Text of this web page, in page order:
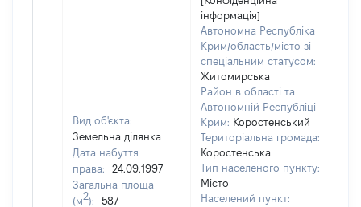
Вид об'єкта:
Земельна ділянка
Дата набуття
права:
24.09.1997
Загальна площа
(м2):
587
інформація]
Автономна Республіка
Крим/область/місто зі
спеціальним статусом:
Житомирська
Район в області та
Автономній Республіці
Крим: Коростенський
Територіальна громада:
Коростенська
Тип населеного пункту:
Місто
Населений пункт: